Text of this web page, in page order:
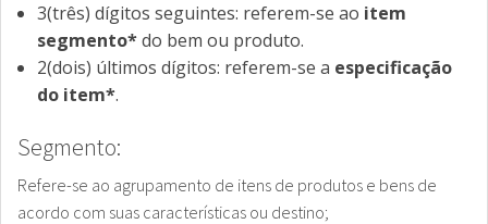
3(três) dígitos seguintes: referem-se ao item
segmento*do bem ou produto.
2(dois) últimos dígitos: referem-se a especificação
do item*.
Segmento:
Refere-se ao agrupamento de itens de produtos e bens de
acordo com suas características ou destino;